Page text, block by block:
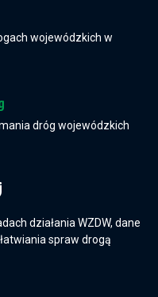
wojewódzkich w
dróg wojewódzkich
działania WZDW, dane
spraw drogą